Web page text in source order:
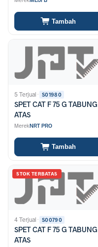
Tambah
5 Terjual· S01980
SPET CAT F 75 G TABUNG
ATAS
MerekNRT PRO
Tambah
STOK TERBATAS
4 Terjual· S00790
SPET CAT F 75 G TABUNG
ATAS